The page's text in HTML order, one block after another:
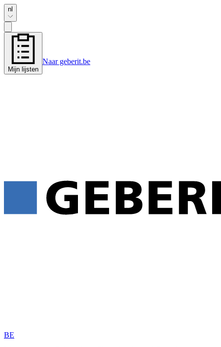
nl
Mijn lijsten
Naar geberit.be
BE